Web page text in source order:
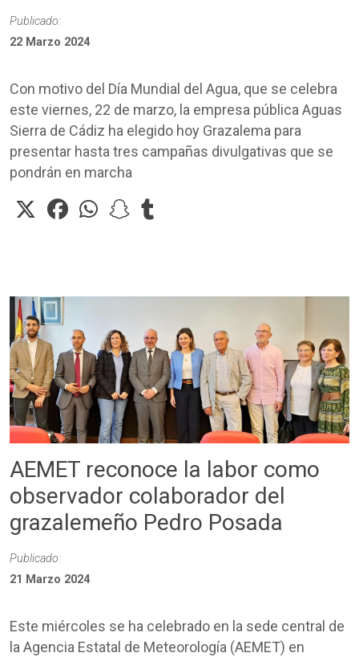
Publicado:
22 Marzo 2024
Con motivo del Día Mundial del Agua, que se celebra
este viernes, 22 de marzo, la empresa pública Aguas
Sierra de Cádiz ha elegido hoy Grazalema para
presentar hasta tres campañas divulgativas que se
pondrán en marcha
AEMET reconoce la labor como
observador colaborador del
grazalemeño Pedro Posada
Publicado:
21 Marzo 2024
Este miércoles se ha celebrado en la sede central de
la Agencia Estatal de Meteorología (AEMET) en